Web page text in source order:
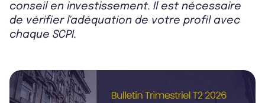
conseil en investissement. Il est nécessaire
de vérifier l'adéquation de votre profil avec
chaque SCPI.